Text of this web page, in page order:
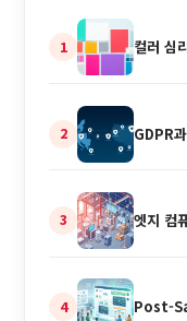
1 컬러 심
2 GDPR
3 엣지 컴
4 Post-